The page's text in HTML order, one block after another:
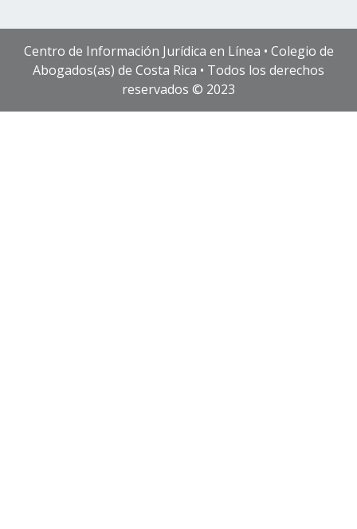
Centro de Información Jurídica en Línea • Colegio de
Abogados(as) de Costa Rica • Todos los derechos
reservados © 2023